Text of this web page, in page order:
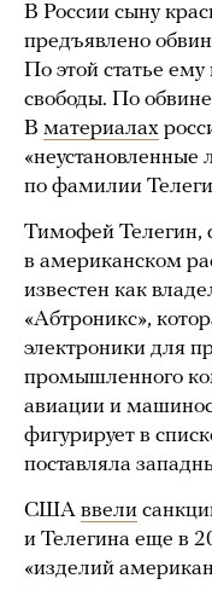
В России сыну
предъявлено
По этой статье
свободы. По
В материалах
«неустановленные
по фамилии
Тимофей
в американском
известен как
«Абтроникс»,
электроники для
промышленного
авиации и
фигурирует в
поставляла
США ввели
и Телегина еще в
«изделий